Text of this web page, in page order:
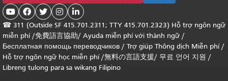
    
☎ 311 (Outside SF 415.701.2311; TTY 415.701.2323) Hỗ trợ ngôn ngữ
miễn phí /免費語言協助/ Ayuda miễn phí với thành ngữ /
Бесплатная помощь переводчиков / Trợ giúp Thông dịch Miễn phí/
Hỗ trợ ngôn ngữ học miễn phí/無料の言語支援/ 무료 언어 지원 /
Libreng tulong para sa wikang Filipino